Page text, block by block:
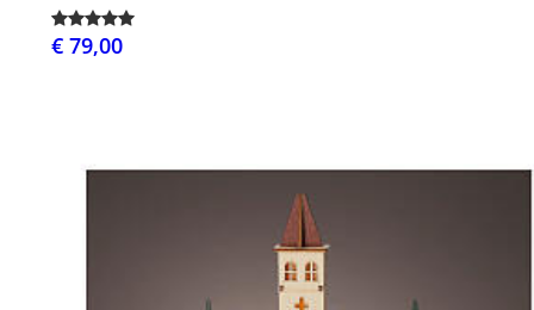
€ 79,00